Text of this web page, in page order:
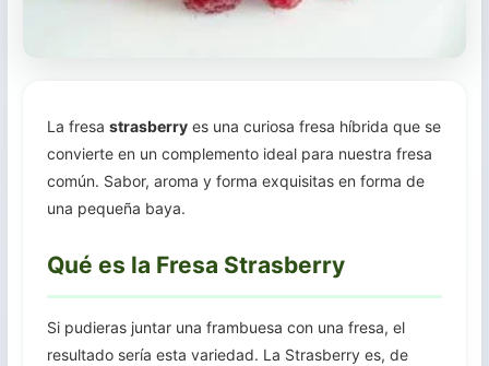
La fresa strasberry es una curiosa fresa híbrida que se
convierte en un complemento ideal para nuestra fresa
común. Sabor, aroma y forma exquisitas en forma de
una pequeña baya.
Qué es la Fresa Strasberry
Si pudieras juntar una frambuesa con una fresa, el
resultado sería esta variedad. La Strasberry es, de